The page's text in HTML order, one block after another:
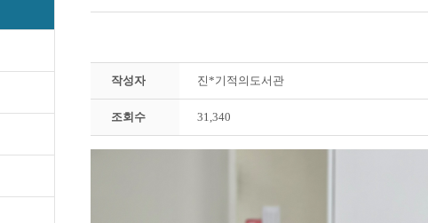
작성자 진*기적의도서관
조회수 31,340